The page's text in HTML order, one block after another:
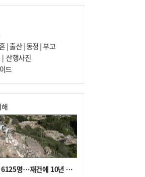
복합환승센터 공사중
만 원 받는다
노동자 추락사
한 조력’ 시의원 윤리
’도 신고접수
|출산|동정 |부고
| 산행사진
드
베네수 강진 사망자 6125명…재건에 10년 이상 걸릴수도